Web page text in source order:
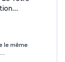
de
de
le même